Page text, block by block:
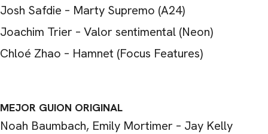
Josh Safdie – Marty Supremo (A24)
Joachim Trier – Valor sentimental (Neon)
Chloé Zhao – Hamnet (Focus Features)
MEJOR GUION ORIGINAL
Noah Baumbach, Emily Mortimer – Jay Kelly